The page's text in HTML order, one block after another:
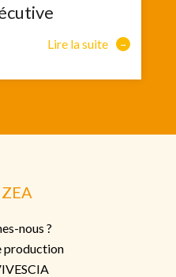
Lire la suite
nous ?
production